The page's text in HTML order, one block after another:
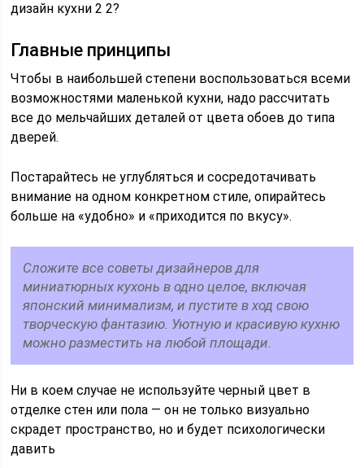
дизайн кухни 2 2?
Главные принципы
Чтобы в наибольшей степени воспользоваться всеми
возможностями маленькой кухни, надо рассчитать
все до мельчайших деталей от цвета обоев до типа
дверей.
Постарайтесь не углубляться и сосредотачивать
внимание на одном конкретном стиле, опирайтесь
больше на «удобно» и «приходится по вкусу».
Сложите все советы дизайнеров для
миниатюрных кухонь в одно целое, включая
японский минимализм, и пустите в ход свою
творческую фантазию. Уютную и красивую кухню
можно разместить на любой площади.
Ни в коем случае не используйте черный цвет в
отделке стен или пола — он не только визуально
скрадет пространство, но и будет психологически
давить